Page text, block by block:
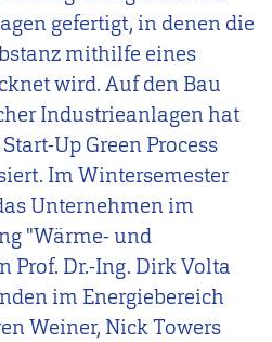
gefertigt, in denen die
mithilfe eines
wird. Auf den Bau
Industrieanlagen hat
Up Green Process
Im Wintersemester
Unternehmen im
"Wärme- und
Prof. Dr.-Ing. Dirk Volta
im Energiebereich
Weiner, Nick Towers